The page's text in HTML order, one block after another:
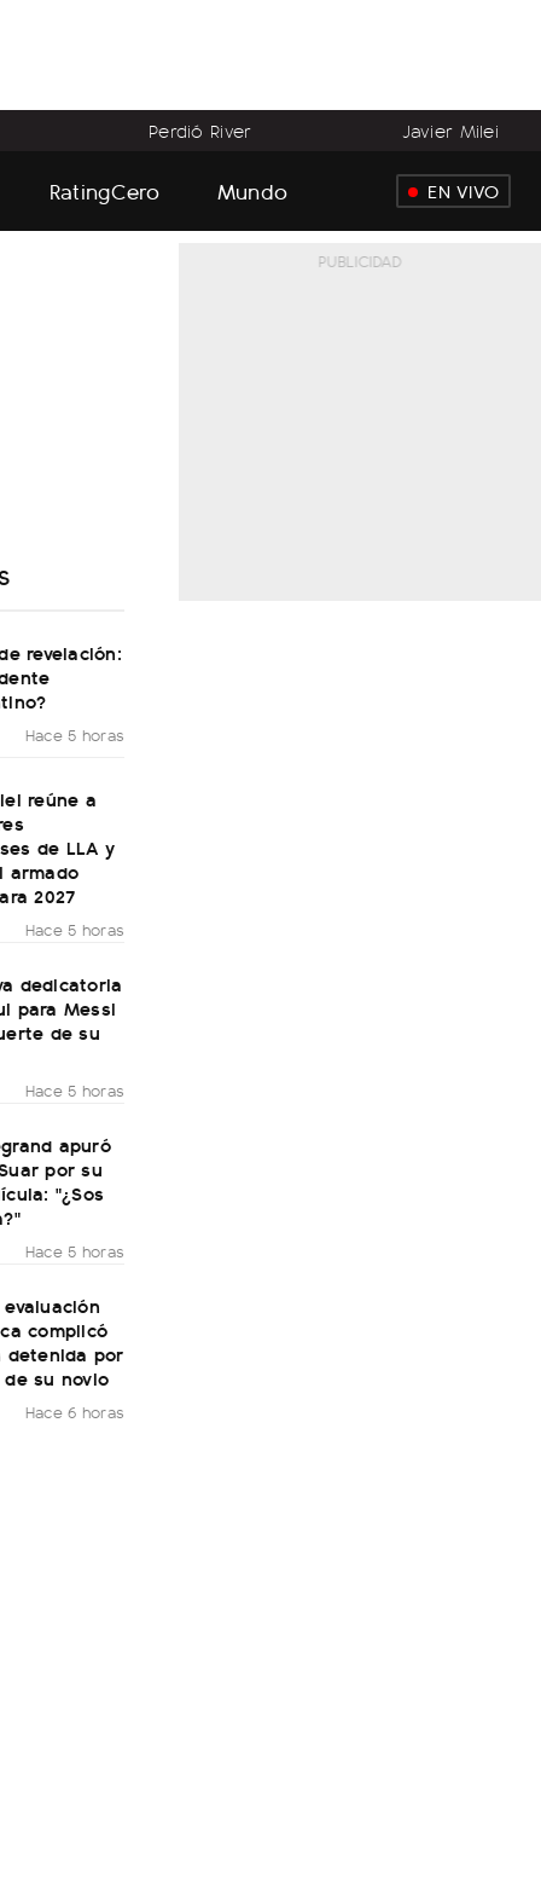
Perdió River Javier Milei
RatingCero Mundo EN VIVO
revelación:
Hace 5 horas
reúne a
de LLA y
armado
2027
Hace 5 horas
dedicatoria
para Messi
de su
Hace 5 horas
apuró
por su
"¿Sos
Hace 5 horas
complicó
detenida por
su novio
Hace 6 horas